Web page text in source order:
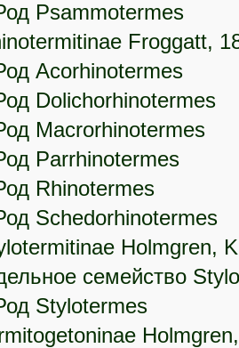
Psammotermes
Froggatt,
Acorhinotermes
Dolichorhinotermes
Macrorhinotermes
Parrhinotermes
Rhinotermes
Schedorhinotermes
Holmgren,
семейство
Stylotermes